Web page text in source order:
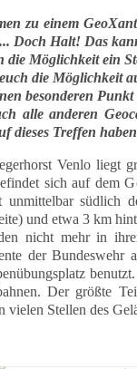
zu einem
Doch Halt! Das
Möglichkeit ein
die Möglichkeit
besonderen
alle anderen
dieses Treffen
Venlo liegt
sich auf dem
unmittelbar südlich
und etwa 3 km
nicht mehr in
der Bundeswehr
Der größte
vielen Stellen des